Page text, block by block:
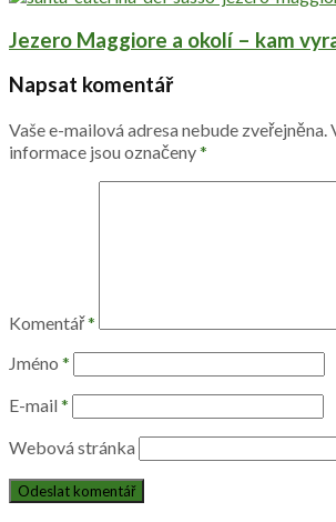
Jezero Maggiore a okolí – kam
Napsat komentář
Vaše e-mailová adresa nebude zveřejněna.
informace jsou označeny*
Komentář*
Jméno *
E-mail *
Webová stránka